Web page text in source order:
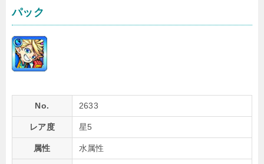
パック
No. 2633
レア度 星5
属性 水属性